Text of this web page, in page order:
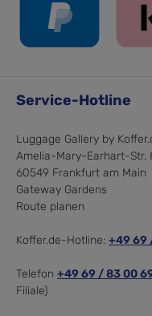
Service-Hotline
Luggage Gallery by
Amelia-Mary-Earhart-Str.
60549 Frankfurt am Main
Gateway Gardens
Route planen
Koffer.de-Hotline: +49 69
Telefon +49 69 / 83 00
Filiale)